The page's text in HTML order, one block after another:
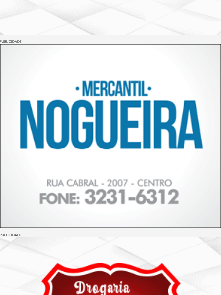
PUBLICIDADE
PUBLICIDADE